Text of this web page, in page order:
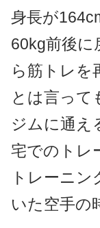
身長が
60kg前後に
ら筋トレを
とは言って
ジムに通え
宅でのトレ
トレーニン
いた空手の